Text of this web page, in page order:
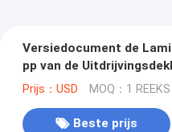
Versiedocument de
pp van de
Prijs：USD MOQ：1 REEKS
Beste prijs